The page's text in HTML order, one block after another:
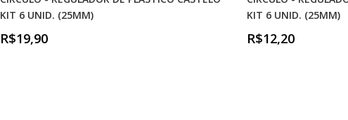
KIT 6 UNID. (25MM)
R$19,90
KIT 6 UNID. (25MM)
R$12,20